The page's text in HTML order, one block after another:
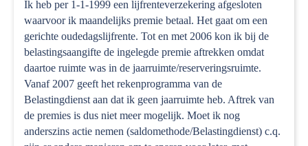
Ik heb per 1-1-1999 een lijfrenteverzekering afgesloten
waarvoor ik maandelijks premie betaal. Het gaat om een
gerichte oudedagslijfrente. Tot en met 2006 kon ik bij de
belastingsaangifte de ingelegde premie aftrekken omdat
daartoe ruimte was in de jaarruimte/reserveringsruimte.
Vanaf 2007 geeft het rekenprogramma van de
Belastingdienst aan dat ik geen jaarruimte heb. Aftrek van
de premies is dus niet meer mogelijk. Moet ik nog
anderszins actie nemen (saldomethode/Belastingdienst) c.q.